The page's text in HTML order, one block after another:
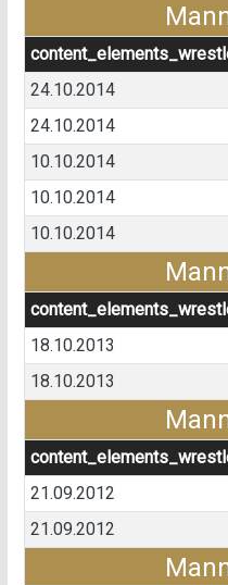
24.10.2014
24.10.2014
10.10.2014
10.10.2014
10.10.2014
18.10.2013
18.10.2013
21.09.2012
21.09.2012